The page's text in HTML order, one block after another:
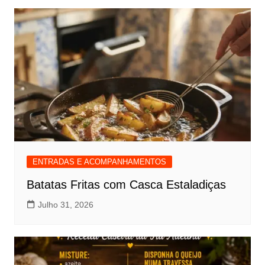
ENTRADAS E ACOMPANHAMENTOS
Batatas Fritas com Casca Estaladiças
Julho 31, 2026